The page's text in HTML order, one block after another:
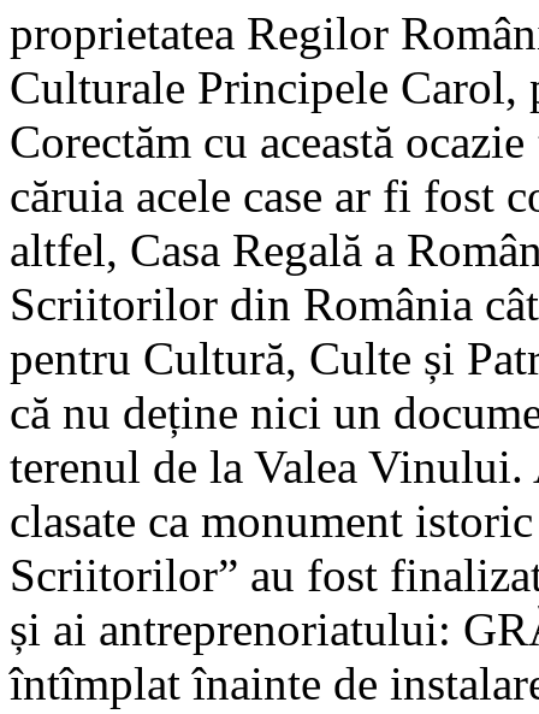
proprietatea Regilor
Culturale Principele
Corectăm cu această
căruia acele case ar fi fost
altfel, Casa Regală a
Scriitorilor din România
pentru Cultură, Culte și
că nu deține nici un
terenul de la Valea
clasate ca monument
Scriitorilor” au fost
și ai antreprenoriatului:
întîmplat înainte de